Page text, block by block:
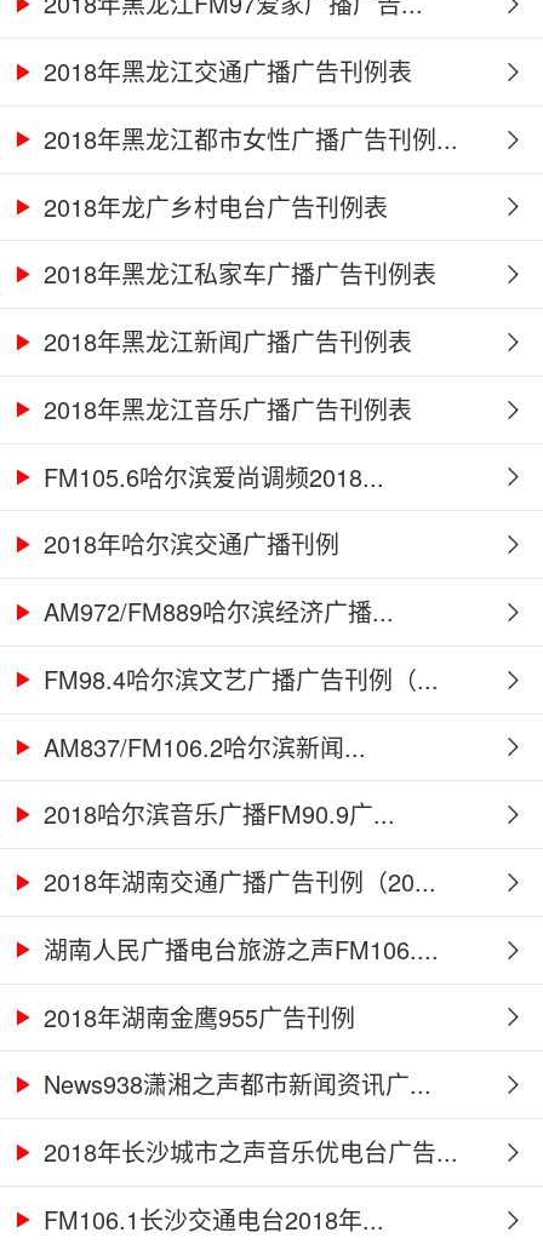
2018年黑龙江交通广播广告刊例表
2018年黑龙江都市女性广播广告刊例...
2018年龙广乡村电台广告刊例表
2018年黑龙江私家车广播广告刊例表
2018年黑龙江新闻广播广告刊例表
2018年黑龙江音乐广播广告刊例表
FM105.6哈尔滨爱尚调频2018...
2018年哈尔滨交通广播刊例
AM972/FM889哈尔滨经济广播...
FM98.4哈尔滨文艺广播广告刊例（...
AM837/FM106.2哈尔滨新闻...
2018哈尔滨音乐广播FM90.9广...
2018年湖南交通广播广告刊例（20...
湖南人民广播电台旅游之声FM106....
2018年湖南金鹰955广告刊例
News938潇湘之声都市新闻资讯广...
2018年长沙城市之声音乐优电台广告...
FM106.1长沙交通电台2018年...